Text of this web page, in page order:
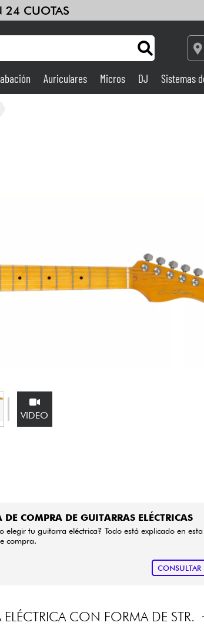
24 CUOTAS
& Efectos
Ver nuestras marcas
Auriculares Micros DJ Sistemas
VIDEO
DE COMPRA DE GUITARRAS ELÉCTRICAS
elegir tu guitarra eléctrica? Todo está explicado en esta
compra.
CONSULTAR
ELÉCTRICA CON FORMA DE STR.